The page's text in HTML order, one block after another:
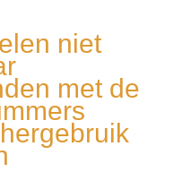
niet
met de